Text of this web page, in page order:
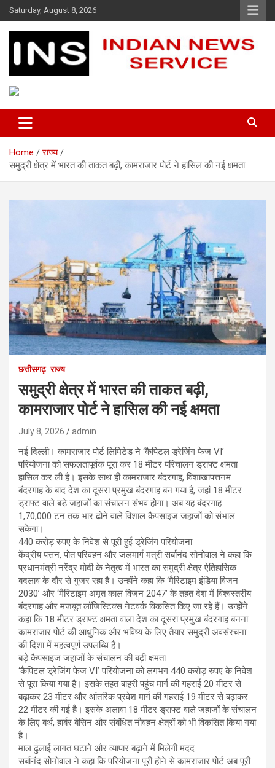
Skip
to
content
Saturday, August 8, 2026
Indian News Service
Home
राज्य
समुद्री क्षेत्र में भारत की ताकत बढ़ी, कामराजार पोर्ट ने हासिल की नई क्षमता
छत्तीसगढ़ राज्य
समुद्री क्षेत्र में भारत की ताकत बढ़ी,
कामराजार पोर्ट ने हासिल की नई क्षमता
July 8, 2026 admin
नई दिल्ली। कामराजार पोर्ट लिमिटेड ने ‘कैपिटल ड्रेजिंग फेज VI’
परियोजना को सफलतापूर्वक पूरा कर 18 मीटर परिचालन ड्राफ्ट क्षमता
हासिल कर ली है। इसके साथ ही कामराजार बंदरगाह, विशाखापत्तनम
बंदरगाह के बाद देश का दूसरा प्रमुख बंदरगाह बन गया है, जहां 18 मीटर
ड्राफ्ट वाले बड़े जहाजों का संचालन संभव होगा। अब यह बंदरगाह
1,70,000 टन तक भार ढोने वाले विशाल कैपसाइज जहाजों को संभाल
सकेगा।
440 करोड़ रुपए के निवेश से पूरी हुई ड्रेजिंग परियोजना
केंद्रीय पत्तन, पोत परिवहन और जलमार्ग मंत्री सर्बानंद सोनोवाल ने कहा कि
प्रधानमंत्री नरेंद्र मोदी के नेतृत्व में भारत का समुद्री क्षेत्र ऐतिहासिक
बदलाव के दौर से गुजर रहा है। उन्होंने कहा कि ‘मैरिटाइम इंडिया विजन
2030’ और ‘मैरिटाइम अमृत काल विजन 2047’ के तहत देश में विश्वस्तरीय
बंदरगाह और मजबूत लॉजिस्टिक्स नेटवर्क विकसित किए जा रहे हैं। उन्होंने
कहा कि 18 मीटर ड्राफ्ट क्षमता वाला देश का दूसरा प्रमुख बंदरगाह बनना
कामराजार पोर्ट की आधुनिक और भविष्य के लिए तैयार समुद्री अवसंरचना
की दिशा में महत्वपूर्ण उपलब्धि है।
बड़े कैपसाइज जहाजों के संचालन की बढ़ी क्षमता
‘कैपिटल ड्रेजिंग फेज VI’ परियोजना को लगभग 440 करोड़ रुपए के निवेश
से पूरा किया गया है। इसके तहत बाहरी पहुंच मार्ग की गहराई 20 मीटर से
बढ़ाकर 23 मीटर और आंतरिक प्रवेश मार्ग की गहराई 19 मीटर से बढ़ाकर
22 मीटर की गई है। इसके अलावा 18 मीटर ड्राफ्ट वाले जहाजों के संचालन
के लिए बर्थ, हार्बर बेसिन और संबंधित नौवहन क्षेत्रों को भी विकसित किया गया
है।
माल ढुलाई लागत घटाने और व्यापार बढ़ाने में मिलेगी मदद
सर्बानंद सोनोवाल ने कहा कि परियोजना पूरी होने से कामराजार पोर्ट अब पूरी